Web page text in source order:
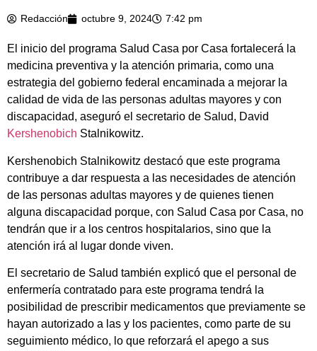
Redacción octubre 9, 2024 7:42 pm
El inicio del programa Salud Casa por Casa fortalecerá la
medicina preventiva y la atención primaria, como una
estrategia del gobierno federal encaminada a mejorar la
calidad de vida de las personas adultas mayores y con
discapacidad, aseguró el secretario de Salud, David
Kershenobich Stalnikowitz.
Kershenobich Stalnikowitz destacó que este programa
contribuye a dar respuesta a las necesidades de atención
de las personas adultas mayores y de quienes tienen
alguna discapacidad porque, con Salud Casa por Casa, no
tendrán que ir a los centros hospitalarios, sino que la
atención irá al lugar donde viven.
El secretario de Salud también explicó que el personal de
enfermería contratado para este programa tendrá la
posibilidad de prescribir medicamentos que previamente se
hayan autorizado a las y los pacientes, como parte de su
seguimiento médico, lo que reforzará el apego a sus